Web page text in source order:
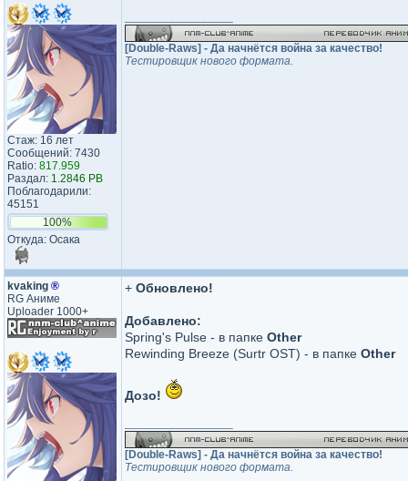
Стаж: 16 лет
Сообщений: 7430
Ratio: 817.959
Раздал: 1.2846 PB
Поблагодарили:
45151
100%
Откуда: Осака
[Double-Raws] - Да начнётся война за качество!
Тестировщик нового формата.
kvaking ®
RG Аниме
Uploader 1000+
+ Обновлено!
Добавлено:
Spring's Pulse - в папке Other
Rewinding Breeze (Surtr OST) - в папке Other
Дозо!
[Double-Raws] - Да начнётся война за качество!
Тестировщик нового формата.